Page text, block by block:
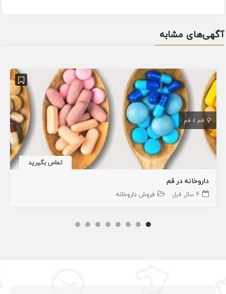
آگهی‌های مشابه
قم قم
تماس بگیرید
داروخانه در قم
4 سال قبل فروش داروخانه